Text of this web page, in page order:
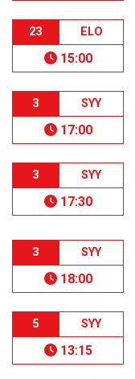
23 ELO
15:00
3 SYY
17:00
3 SYY
17:30
3 SYY
18:00
5 SYY
13:15